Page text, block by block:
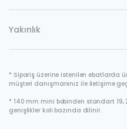
Yakınlık
* Sipariş üzerine istenilen ebatlarda
müşteri danışmanınız ile iletişime
* 140 mm mini bobinden standart 19,
genişlikler koli bazında dilinir.